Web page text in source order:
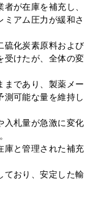
が在庫を補充し、
アム圧力が緩和さ
硫化炭素原料および
受けたが、全体の変
まであり、製薬メー
測可能な量を維持し
入札量が急激に変化
庫と管理された補充
ており、安定した輸